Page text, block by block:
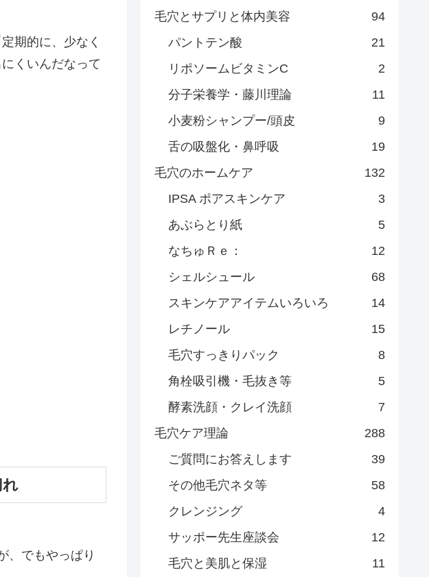
期的に、少なく
くいんだなって
れ
、でもやっぱり
毛穴とサプリと体内美容
94
パントテン酸
21
リポソームビタミンC
2
分子栄養学・藤川理論
11
小麦粉シャンプー/頭皮
9
舌の吸盤化・鼻呼吸
19
毛穴のホームケア
132
IPSA ポアスキンケア
3
あぶらとり紙
5
なちゅＲｅ：
12
シェルシュール
68
スキンケアアイテムいろいろ
14
レチノール
15
毛穴すっきりパック
8
角栓吸引機・毛抜き等
5
酵素洗顔・クレイ洗顔
7
毛穴ケア理論
288
ご質問にお答えします
39
その他毛穴ネタ等
58
クレンジング
4
サッポー先生座談会
12
毛穴と美肌と保湿
11